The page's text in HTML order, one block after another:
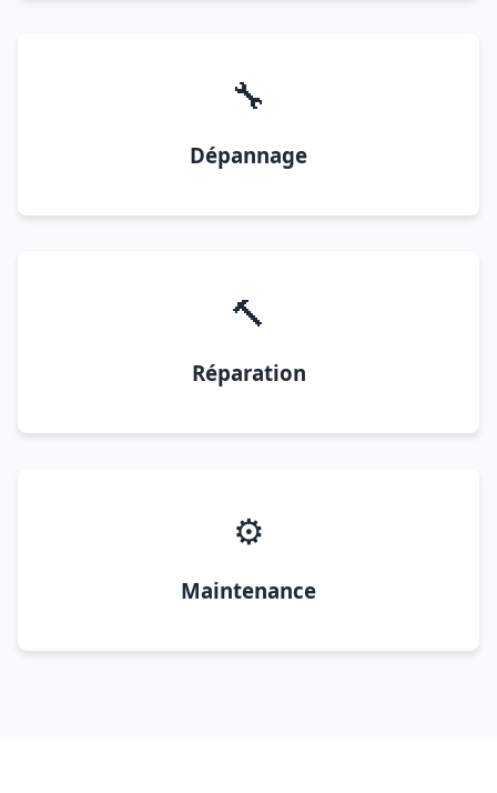
🔧
Dépannage
🔨
Réparation
⚙️
Maintenance